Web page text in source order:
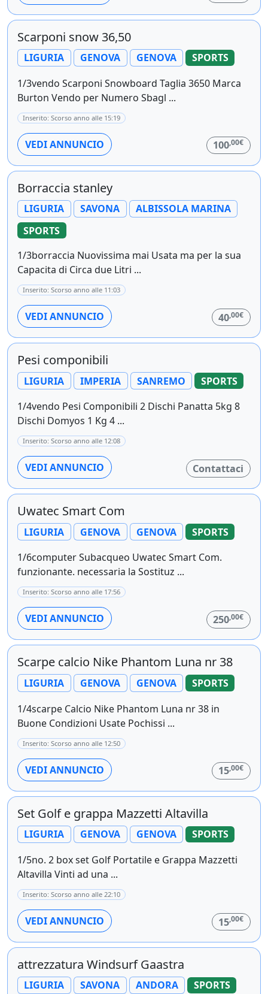
Scarponi snow 36,50
LIGURIA GENOVA GENOVA
SPORTS
1/3vendo Scarponi Snowboard Taglia 3650 Marca
Burton Vendo per Numero Sbagl ...
Inserito: Scorso anno alle 15:19
VEDI ANNUNCIO 100,00€
Borraccia stanley
LIGURIA SAVONA
ALBISSOLA MARINA
SPORTS
1/3borraccia Nuovissima mai Usata ma per la sua
Capacita di Circa due Litri ...
Inserito: Scorso anno alle 11:03
VEDI ANNUNCIO 40,00€
Pesi componibili
LIGURIA IMPERIA SANREMO
SPORTS
1/4vendo Pesi Componibili 2 Dischi Panatta 5kg 8
Dischi Domyos 1 Kg 4 ...
Inserito: Scorso anno alle 12:08
VEDI ANNUNCIO Contattaci
Uwatec Smart Com
LIGURIA GENOVA GENOVA
SPORTS
1/6computer Subacqueo Uwatec Smart Com.
funzionante. necessaria la Sostituz ...
Inserito: Scorso anno alle 17:56
VEDI ANNUNCIO 250,00€
Scarpe calcio Nike Phantom Luna nr 38
LIGURIA GENOVA GENOVA
SPORTS
1/4scarpe Calcio Nike Phantom Luna nr 38 in
Buone Condizioni Usate Pochissi ...
Inserito: Scorso anno alle 12:50
VEDI ANNUNCIO 15,00€
Set Golf e grappa Mazzetti Altavilla
LIGURIA GENOVA GENOVA
SPORTS
1/5no. 2 box set Golf Portatile e Grappa Mazzetti
Altavilla Vinti ad una ...
Inserito: Scorso anno alle 22:10
VEDI ANNUNCIO 15,00€
attrezzatura Windsurf Gaastra
LIGURIA SAVONA ANDORA SPORTS